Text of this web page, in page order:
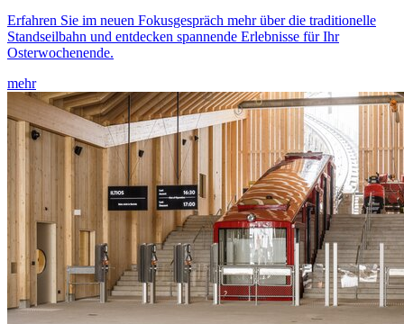
Erfahren Sie im neuen Fokusgespräch mehr über die traditionelle
Standseilbahn und entdecken spannende Erlebnisse für Ihr
Osterwochenende.
mehr